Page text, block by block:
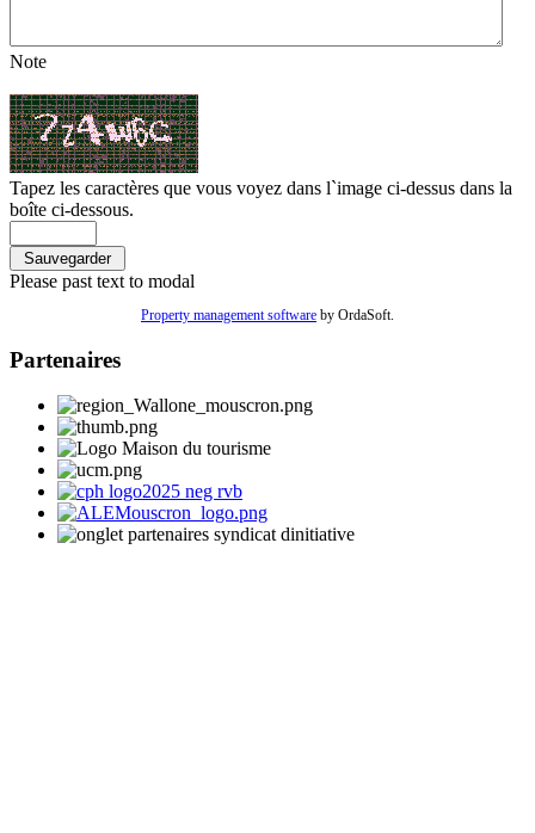
Note
Tapez les caractères que vous voyez dans l`image ci-dessus dans la
boîte ci-dessous.
Please past text to modal
Property management software by OrdaSoft.
Partenaires